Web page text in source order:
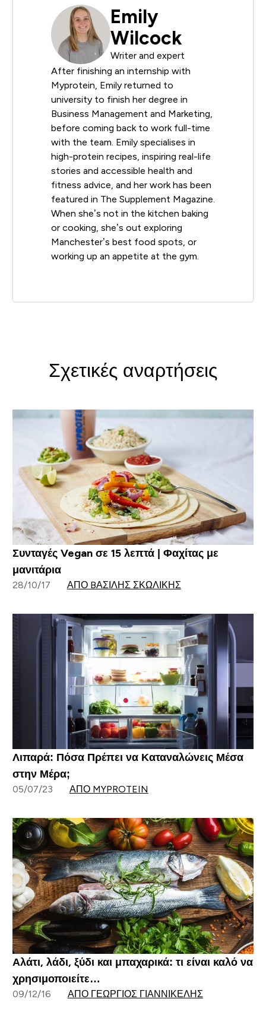
Emily
Wilcock
Writer and expert
After finishing an internship with
Myprotein, Emily returned to
university to finish her degree in
Business Management and Marketing,
before coming back to work full-time
with the team. Emily specialises in
high-protein recipes, inspiring real-life
stories and accessible health and
fitness advice, and her work has been
featured in The Supplement Magazine.
When she’s not in the kitchen baking
or cooking, she’s out exploring
Manchester’s best food spots, or
working up an appetite at the gym.
Σχετικές αναρτήσεις
Συνταγές Vegan σε 15 λεπτά | Φαχίτας με
μανιτάρια
28/10/17 ΑΠΌ BΑΣΊΛΗΣ ΣΚΩΛΊΚΗΣ
Λιπαρά: Πόσα Πρέπει να Καταναλώνεις Μέσα
στην Μέρα;
05/07/23 ΑΠΌ MYPROTEIN
Αλάτι, λάδι, ξύδι και μπαχαρικά: τι είναι καλό να
χρησιμοποιείτε…
09/12/16 ΑΠΌ ΓΕΏΡΓΙΟΣ ΓΙΑΝΝΙΚΈΛΗΣ